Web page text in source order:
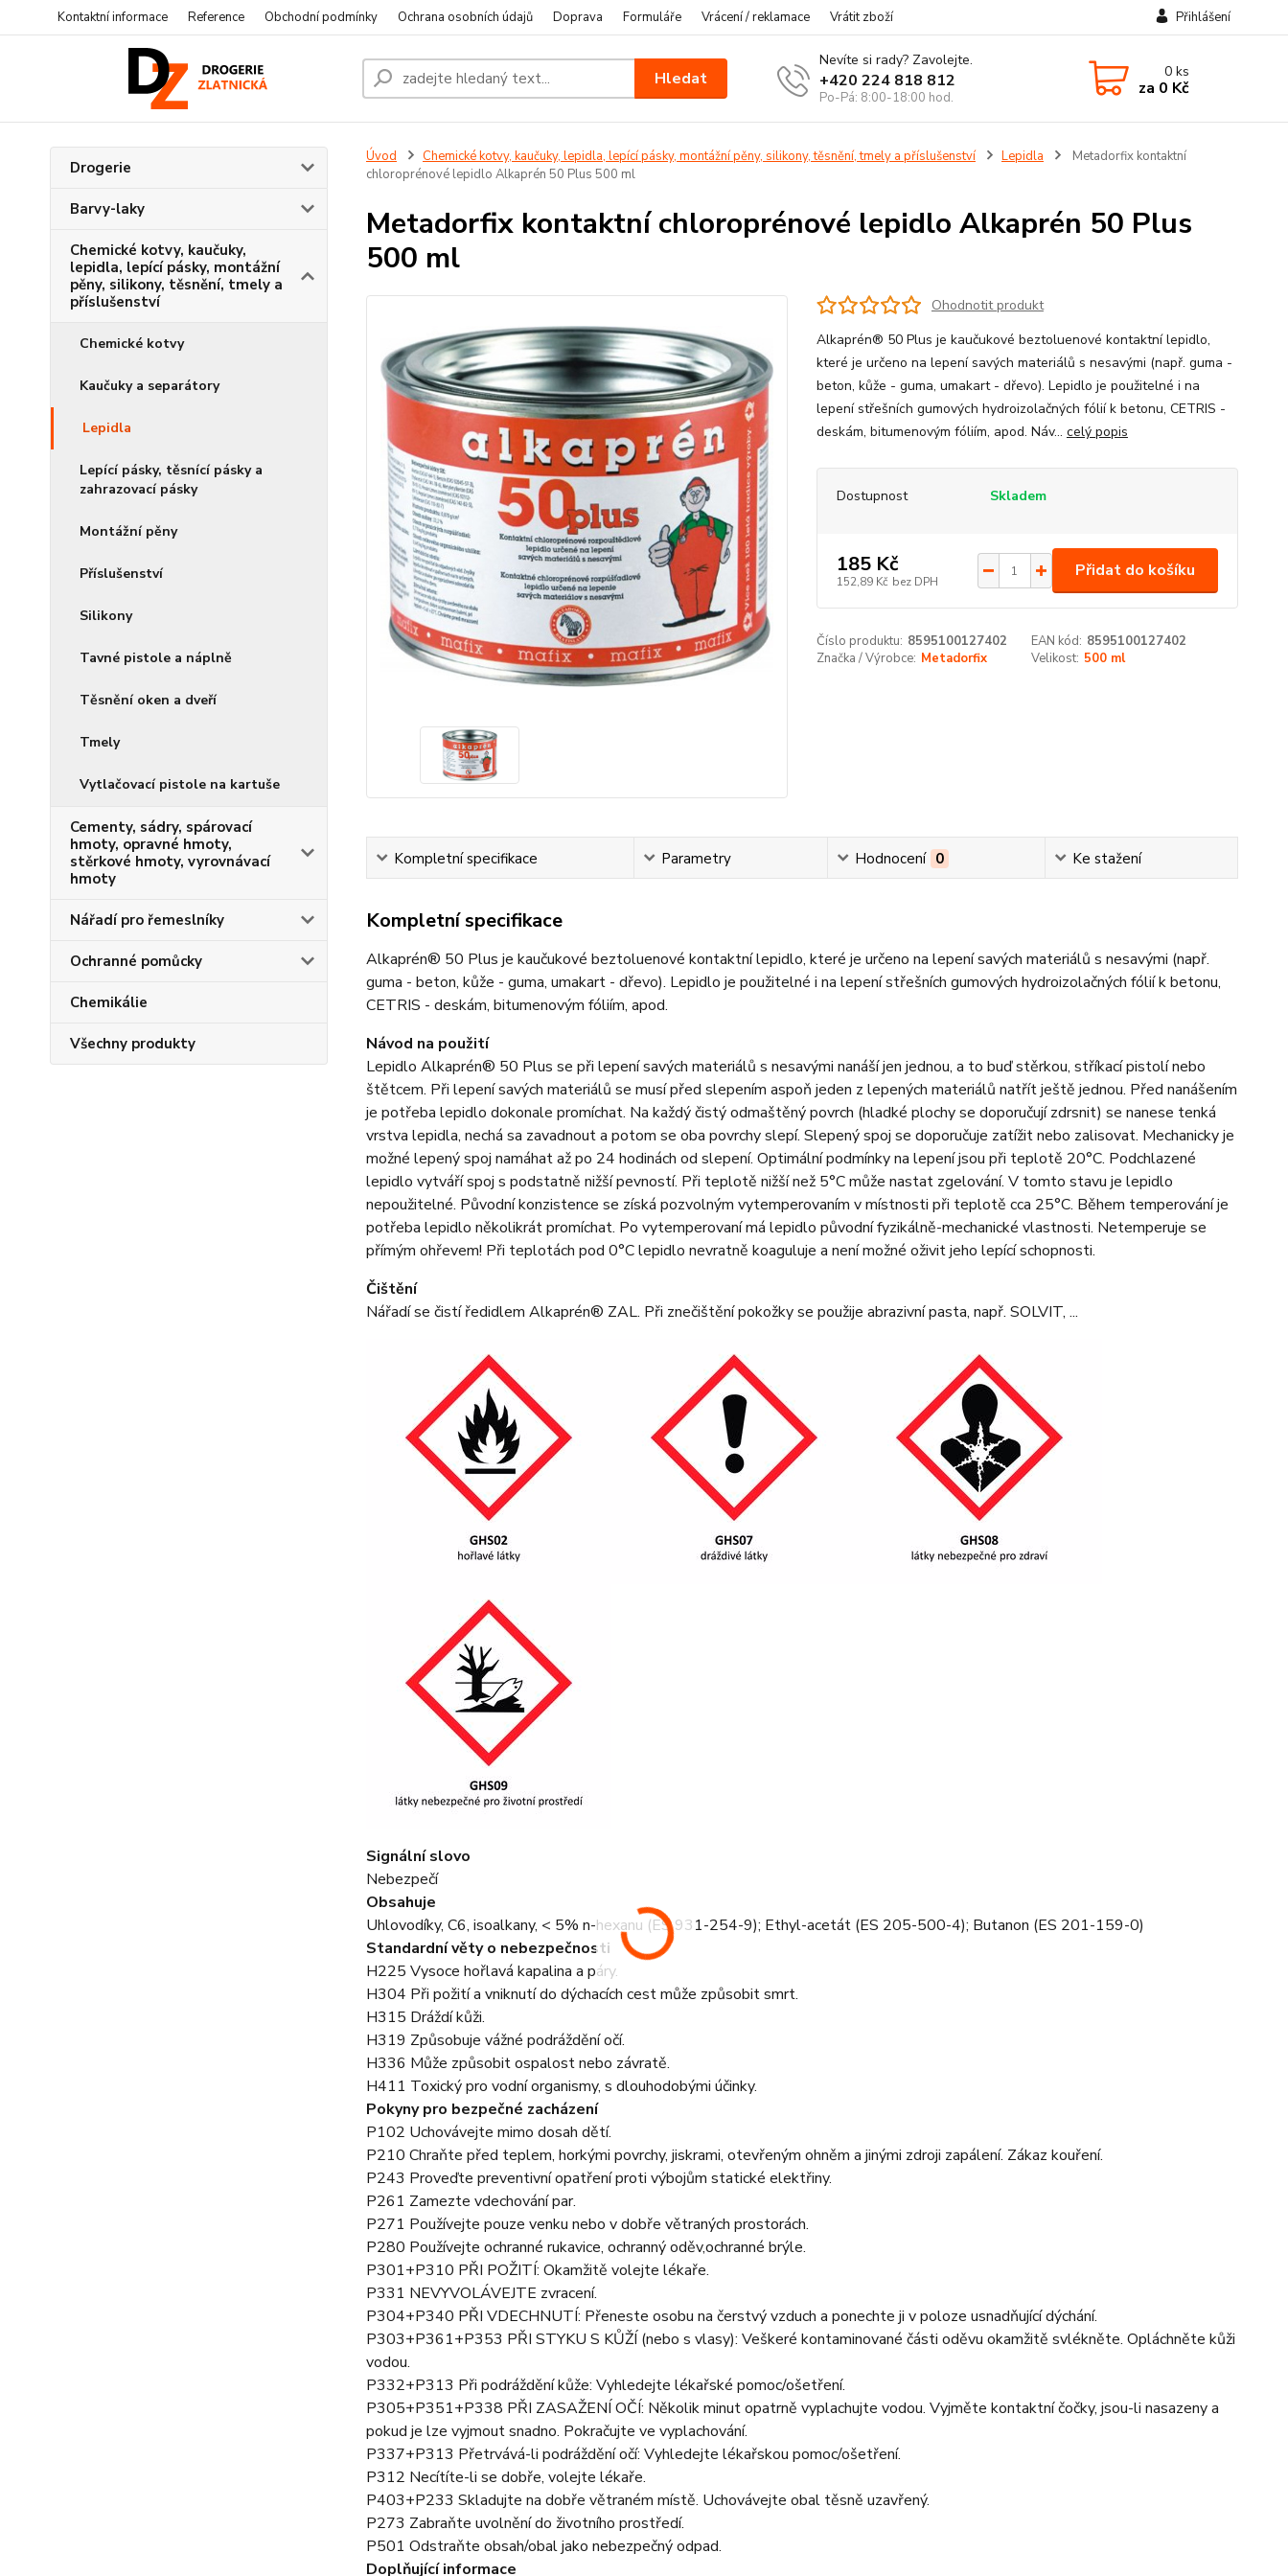
Kontaktní informace Reference Obchodní podmínky Ochrana osobních údajů Doprava Formuláře Vrácení / reklamace Vrátit zboží Přihlášení
Hledat
Nevíte si rady? Zavolejte.
+420 224 818 812
Po-Pá: 8:00-18:00 hod.
0ks
za 0 Kč
Drogerie
Barvy-laky
Chemické kotvy, kaučuky,
lepidla, lepící pásky, montážní
pěny, silikony, těsnění, tmely a
příslušenství
Chemické kotvy
Kaučuky a separátory
Lepidla
Lepící pásky, těsnící pásky a
zahrazovací pásky
Montážní pěny
Příslušenství
Silikony
Tavné pistole a náplně
Těsnění oken a dveří
Tmely
Vytlačovací pistole na kartuše
Cementy, sádry, spárovací
hmoty, opravné hmoty,
stěrkové hmoty, vyrovnávací
hmoty
Nářadí pro řemeslníky
Ochranné pomůcky
Chemikálie
Všechny produkty
Úvod Chemické kotvy, kaučuky, lepidla, lepící pásky, montážní pěny, silikony, těsnění, tmely a příslušenství Lepidla
Metadorfix kontaktní
chloroprénové lepidlo Alkaprén 50 Plus 500 ml
Metadorfix kontaktní chloroprénové lepidlo Alkaprén 50 Plus
500 ml
Ohodnotit produkt
Alkaprén® 50 Plus je kaučukové beztoluenové kontaktní lepidlo,
které je určeno na lepení savých materiálů s nesavými (např. guma -
beton, kůže - guma, umakart - dřevo). Lepidlo je použitelné i na
lepení střešních gumových hydroizolačných fólií k betonu, CETRIS -
deskám, bitumenovým fóliím, apod. Náv... celý popis
Dostupnost Skladem
185 Kč
152,89 Kč bez DPH
Přidat do košíku
Číslo produktu: 8595100127402 EAN kód: 8595100127402
Značka / Výrobce: Metadorfix Velikost: 500 ml
Kompletní specifikace Parametry Hodnocení 0 Ke stažení
Kompletní specifikace
Alkaprén® 50 Plus je kaučukové beztoluenové kontaktní lepidlo, které je určeno na lepení savých materiálů s nesavými (např.
guma - beton, kůže - guma, umakart - dřevo). Lepidlo je použitelné i na lepení střešních gumových hydroizolačných fólií k betonu,
CETRIS - deskám, bitumenovým fóliím, apod.
Návod na použití
Lepidlo Alkaprén® 50 Plus se při lepení savých materiálů s nesavými nanáší jen jednou, a to buď stěrkou, stříkací pistolí nebo
štětcem. Při lepení savých materiálů se musí před slepením aspoň jeden z lepených materiálů natřít ještě jednou. Před nanášením
je potřeba lepidlo dokonale promíchat. Na každý čistý odmaštěný povrch (hladké plochy se doporučují zdrsnit) se nanese tenká
vrstva lepidla, nechá sa zavadnout a potom se oba povrchy slepí. Slepený spoj se doporučuje zatížit nebo zalisovat. Mechanicky je
možné lepený spoj namáhat až po 24 hodinách od slepení. Optimální podmínky na lepení jsou při teplotě 20°C. Podchlazené
lepidlo vytváří spoj s podstatně nižší pevností. Při teplotě nižší než 5°C může nastat zgelování. V tomto stavu je lepidlo
nepoužitelné. Původní konzistence se získá pozvolným vytemperovaním v místnosti při teplotě cca 25°C. Během temperování je
potřeba lepidlo několikrát promíchat. Po vytemperovaní má lepidlo původní fyzikálně-mechanické vlastnosti. Netemperuje se
přímým ohřevem! Při teplotách pod 0°C lepidlo nevratně koaguluje a není možné oživit jeho lepící schopnosti.
Čištění
Nářadí se čistí ředidlem Alkaprén® ZAL. Při znečištění pokožky se použije abrazivní pasta, např. SOLVIT, ...
Signální slovo
Nebezpečí
Obsahuje
Uhlovodíky, C6, isoalkany, < 5% n-hexanu (ES 931-254-9); Ethyl-acetát (ES 205-500-4); Butanon (ES 201-159-0)
Standardní věty o nebezpečnosti
H225 Vysoce hořlavá kapalina a páry.
H304 Při požití a vniknutí do dýchacích cest může způsobit smrt.
H315 Dráždí kůži.
H319 Způsobuje vážné podráždění očí.
H336 Může způsobit ospalost nebo závratě.
H411 Toxický pro vodní organismy, s dlouhodobými účinky.
Pokyny pro bezpečné zacházení
P102 Uchovávejte mimo dosah dětí.
P210 Chraňte před teplem, horkými povrchy, jiskrami, otevřeným ohněm a jinými zdroji zapálení. Zákaz kouření.
P243 Proveďte preventivní opatření proti výbojům statické elektřiny.
P261 Zamezte vdechování par.
P271 Používejte pouze venku nebo v dobře větraných prostorách.
P280 Používejte ochranné rukavice, ochranný oděv,ochranné brýle.
P301+P310 PŘI POŽITÍ: Okamžitě volejte lékaře.
P331 NEVYVOLÁVEJTE zvracení.
P304+P340 PŘI VDECHNUTÍ: Přeneste osobu na čerstvý vzduch a ponechte ji v poloze usnadňující dýchání.
P303+P361+P353 PŘI STYKU S KŮŽÍ (nebo s vlasy): Veškeré kontaminované části oděvu okamžitě svlékněte. Opláchněte kůži
vodou.
P332+P313 Při podráždění kůže: Vyhledejte lékařské pomoc/ošetření.
P305+P351+P338 PŘI ZASAŽENÍ OČÍ: Několik minut opatrně vyplachujte vodou. Vyjměte kontaktní čočky, jsou-li nasazeny a
pokud je lze vyjmout snadno. Pokračujte ve vyplachování.
P337+P313 Přetrvává-li podráždění očí: Vyhledejte lékařskou pomoc/ošetření.
P312 Necítíte-li se dobře, volejte lékaře.
P403+P233 Skladujte na dobře větraném místě. Uchovávejte obal těsně uzavřený.
P273 Zabraňte uvolnění do životního prostředí.
P501 Odstraňte obsah/obal jako nebezpečný odpad.
Doplňující informace